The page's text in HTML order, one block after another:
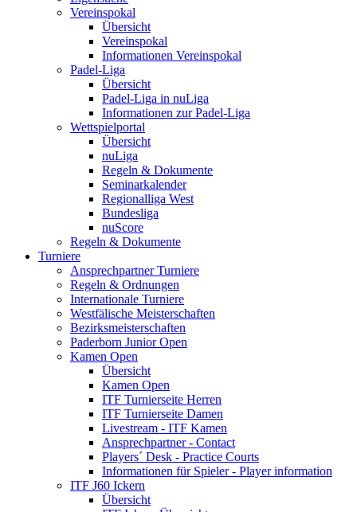
Vereinspokal
Übersicht
Vereinspokal
Informationen Vereinspokal
Padel-Liga
Übersicht
Padel-Liga in nuLiga
Informationen zur Padel-Liga
Wettspielportal
Übersicht
nuLiga
Regeln & Dokumente
Seminarkalender
Regionalliga West
Bundesliga
nuScore
Regeln & Dokumente
Turniere
Ansprechpartner Turniere
Regeln & Ordnungen
Internationale Turniere
Westfälische Meisterschaften
Bezirksmeisterschaften
Paderborn Junior Open
Kamen Open
Übersicht
Kamen Open
ITF Turnierseite Herren
ITF Turnierseite Damen
Livestream - ITF Kamen
Ansprechpartner - Contact
Players´ Desk - Practice Courts
Informationen für Spieler - Player information
ITF J60 Ickern
Übersicht